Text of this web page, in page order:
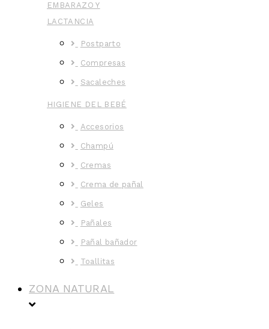
EMBARAZO Y
LACTANCIA
Postparto
Compresas
Sacaleches
HIGIENE DEL BEBÉ
Accesorios
Champú
Cremas
Crema de pañal
Geles
Pañales
Pañal bañador
Toallitas
ZONA NATURAL